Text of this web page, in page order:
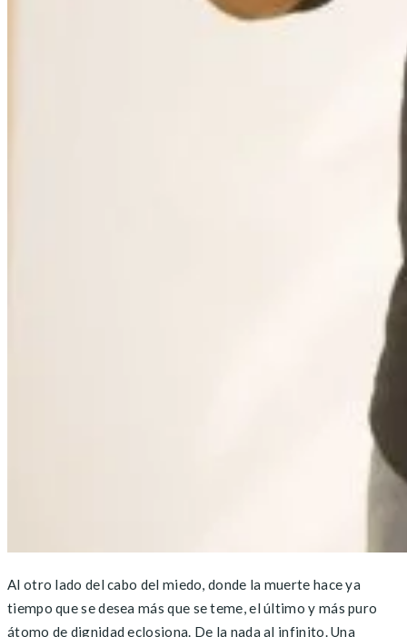
Al otro lado del cabo del miedo, donde la muerte hace ya
tiempo que se desea más que se teme, el último y más puro
átomo de dignidad eclosiona. De la nada al infinito. Una